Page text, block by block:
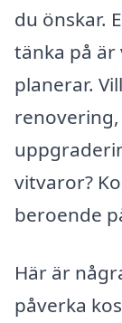
du önskar.
tänka på är
planerar.
vitvaror?
beroende
Här är
påverka